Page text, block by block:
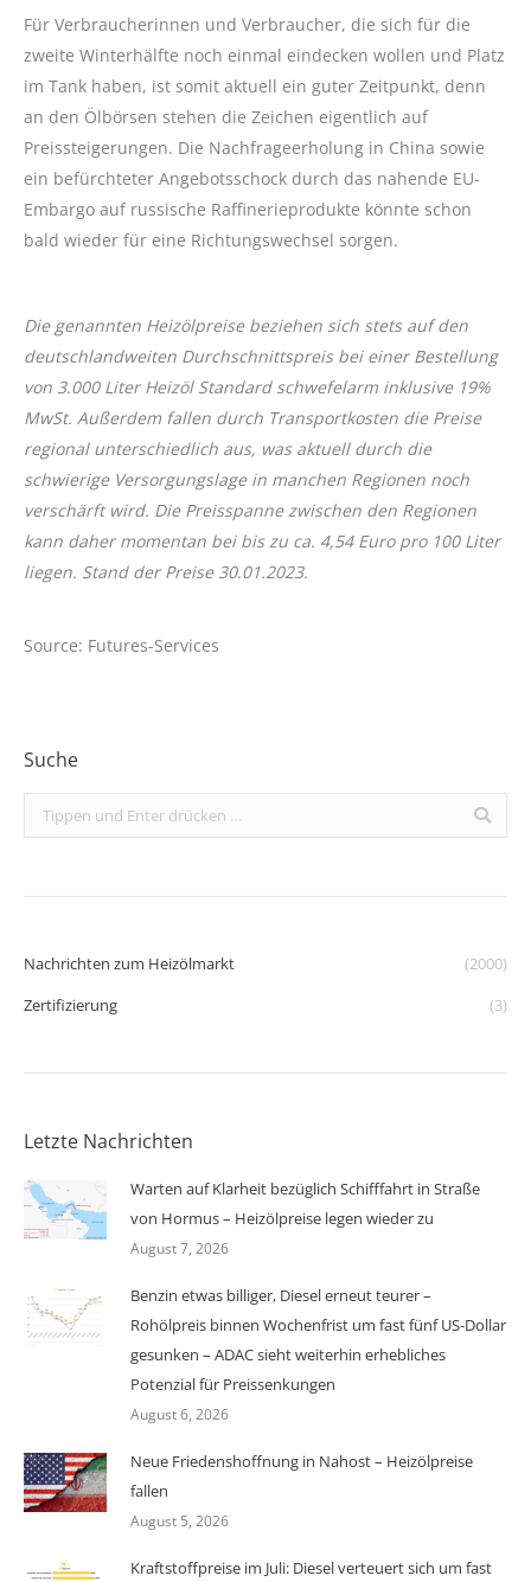
Für Verbraucherinnen und Verbraucher, die sich für die
zweite Winterhälfte noch einmal eindecken wollen und Platz
im Tank haben, ist somit aktuell ein guter Zeitpunkt, denn
an den Ölbörsen stehen die Zeichen eigentlich auf
Preissteigerungen. Die Nachfrageerholung in China sowie
ein befürchteter Angebotsschock durch das nahende EU-
Embargo auf russische Raffinerieprodukte könnte schon
bald wieder für eine Richtungswechsel sorgen.
Die genannten Heizölpreise beziehen sich stets auf den
deutschlandweiten Durchschnittspreis bei einer Bestellung
von 3.000 Liter Heizöl Standard schwefelarm inklusive 19%
MwSt. Außerdem fallen durch Transportkosten die Preise
regional unterschiedlich aus, was aktuell durch die
schwierige Versorgungslage in manchen Regionen noch
verschärft wird. Die Preisspanne zwischen den Regionen
kann daher momentan bei bis zu ca. 4,54 Euro pro 100 Liter
liegen. Stand der Preise 30.01.2023.
Source: Futures-Services
Suche
Search:
Nachrichten zum Heizölmarkt
(2000)
Zertifizierung
(3)
Letzte Nachrichten
Warten auf Klarheit bezüglich Schifffahrt in Straße
von Hormus – Heizölpreise legen wieder zu
August 7, 2026
Benzin etwas billiger, Diesel erneut teurer –
Rohölpreis binnen Wochenfrist um fast fünf US-Dollar
gesunken – ADAC sieht weiterhin erhebliches
Potenzial für Preissenkungen
August 6, 2026
Neue Friedenshoffnung in Nahost – Heizölpreise
fallen
August 5, 2026
Kraftstoffpreise im Juli: Diesel verteuert sich um fast